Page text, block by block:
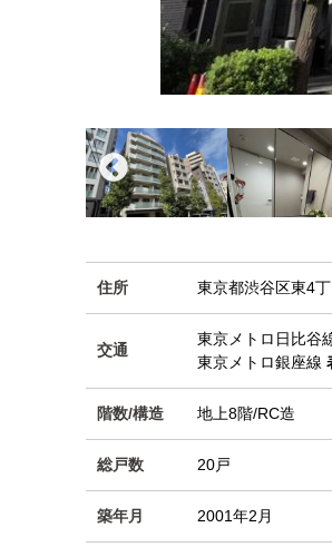
住所 東京都渋谷区東4
交通
東京メトロ日比谷
東京メトロ銀座線
階数/構造 地上8階/RC造
総戸数 20戸
築年月 2001年2月